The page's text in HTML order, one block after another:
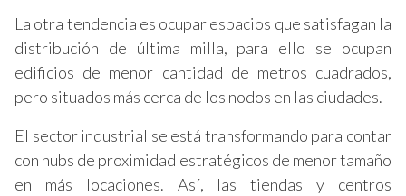
La otra tendencia es ocupar espacios que satisfagan la
distribución de última milla, para ello se ocupan
edificios de menor cantidad de metros cuadrados,
pero situados más cerca de los nodos en las ciudades.
El sector industrial se está transformando para contar
con hubs de proximidad estratégicos de menor tamaño
en más locaciones. Así, las tiendas y centros